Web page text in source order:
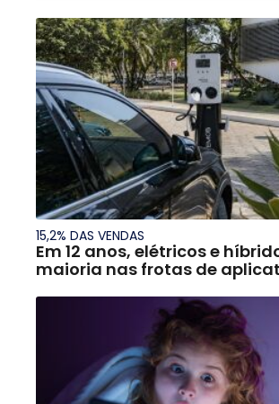
15,2% DAS VENDAS
Em 12 anos, elétricos e
maioria nas frotas de